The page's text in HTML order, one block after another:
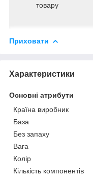
товару
Приховати
Характеристики
Основні атрибути
Країна виробник
База
Без запаху
Вага
Колір
Кількість компонентів